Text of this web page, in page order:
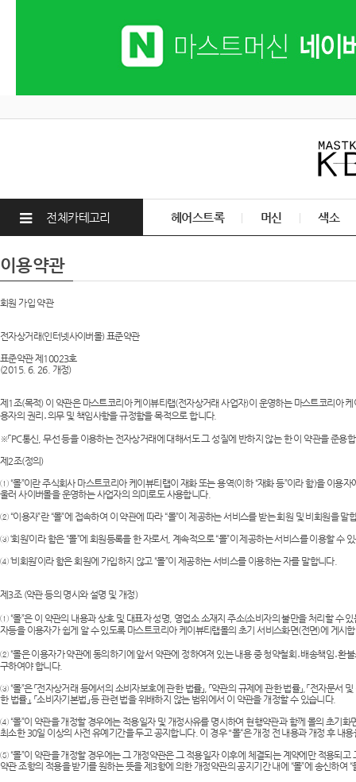
전체카테고리 헤어스트록 머신 색소
이용약관
회원 가입 약관
전자상거래(인터넷사이버몰) 표준약관
표준약관 제10023호
(2015. 6. 26. 개정)
제1조(목적) 이 약관은 마스트코리아 케이뷰티랩(전자상거래 사업자)이 운영하는 마스트코리아
용자의 권리․의무 및 책임사항을 규정함을 목적으로 합니다.
※「PC통신, 무선 등을 이용하는 전자상거래에 대해서도 그 성질에 반하지 않는 한 이 약관을 준용합
제2조(정의)
① “몰”이란 주식회사 마스트코리아 케이뷰티랩이 재화 또는 용역(이하 “재화 등”이라 함)을 이용
울러 사이버몰을 운영하는 사업자의 의미로도 사용합니다.
② “이용자”란 “몰”에 접속하여 이 약관에 따라 “몰”이 제공하는 서비스를 받는 회원 및 비회원을 말
③ ‘회원’이라 함은 “몰”에 회원등록을 한 자로서, 계속적으로 “몰”이 제공하는 서비스를 이용할 수
④ ‘비회원’이라 함은 회원에 가입하지 않고 “몰”이 제공하는 서비스를 이용하는 자를 말합니다.
제3조 (약관 등의 명시와 설명 및 개정)
① “몰”은 이 약관의 내용과 상호 및 대표자 성명, 영업소 소재지 주소(소비자의 불만을 처리할 수
자등을 이용자가 쉽게 알 수 있도록 마스트코리아 케이뷰티랩몰의 초기 서비스화면(전면)에 게
② “몰은 이용자가 약관에 동의하기에 앞서 약관에 정하여져 있는 내용 중 청약철회․배송책임․환
구하여야 합니다.
③ “몰”은 「전자상거래 등에서의 소비자보호에 관한 법률」, 「약관의 규제에 관한 법률」, 「전자문서
한 법률」, 「소비자기본법」 등 관련 법을 위배하지 않는 범위에서 이 약관을 개정할 수 있습니다.
④ “몰”이 약관을 개정할 경우에는 적용일자 및 개정사유를 명시하여 현행약관과 함께 몰의 초기
최소한 30일 이상의 사전 유예기간을 두고 공지합니다. 이 경우 "몰“은 개정 전 내용과 개정 후 내
⑤ “몰”이 약관을 개정할 경우에는 그 개정약관은 그 적용일자 이후에 체결되는 계약에만 적용되
약관 조항의 적용을 받기를 원하는 뜻을 제3항에 의한 개정약관의 공지기간 내에 “몰”에 송신하여